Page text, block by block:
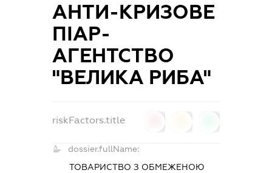
АНТИ-КРИЗОВЕ
ПІАР-
АГЕНТСТВО
"ВЕЛИКА РИБА"
riskFactors.title
dossier.fullName:
ТОВАРИСТВО З ОБМЕЖЕНОЮ